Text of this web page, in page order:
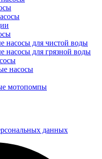
насосы для чистой воды
насосы для грязной воды
насосы
мотопомпы
данных